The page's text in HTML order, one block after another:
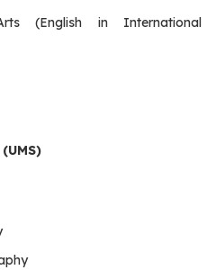
(English in International